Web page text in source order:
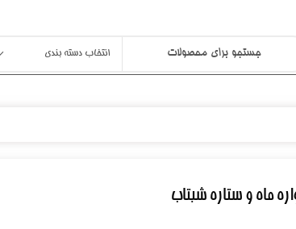
انتخاب دسته بندی
ماه و ستاره شبتاب